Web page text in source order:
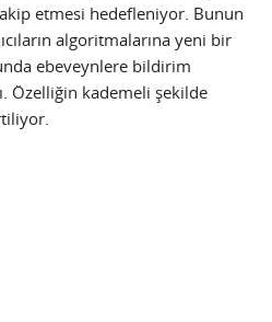
etmesi hedefleniyor. Bunun
algoritmalarına yeni bir
ebeveynlere bildirim
Özelliğin kademeli şekilde